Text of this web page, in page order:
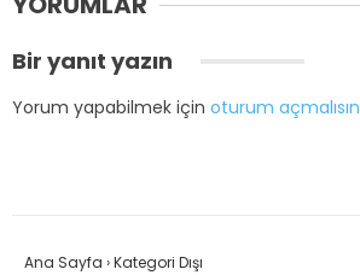
Bir yanıt yazın
Yorum yapabilmek için oturum
Ana Sayfa ›Kategori Dışı